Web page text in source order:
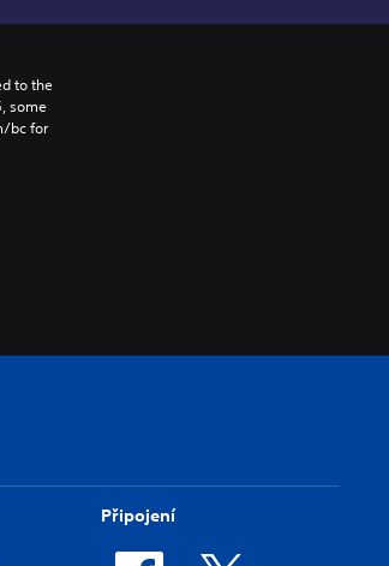
to the
some
bc for
Připojení